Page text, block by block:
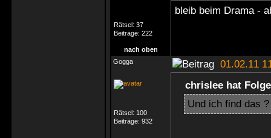
Rätsel: 37
Beiträge: 222
bleib beim Drama -
nach oben
Gogga
01.02.11
Rätsel: 100
Beiträge: 932
chrislee hat
Und ich find das